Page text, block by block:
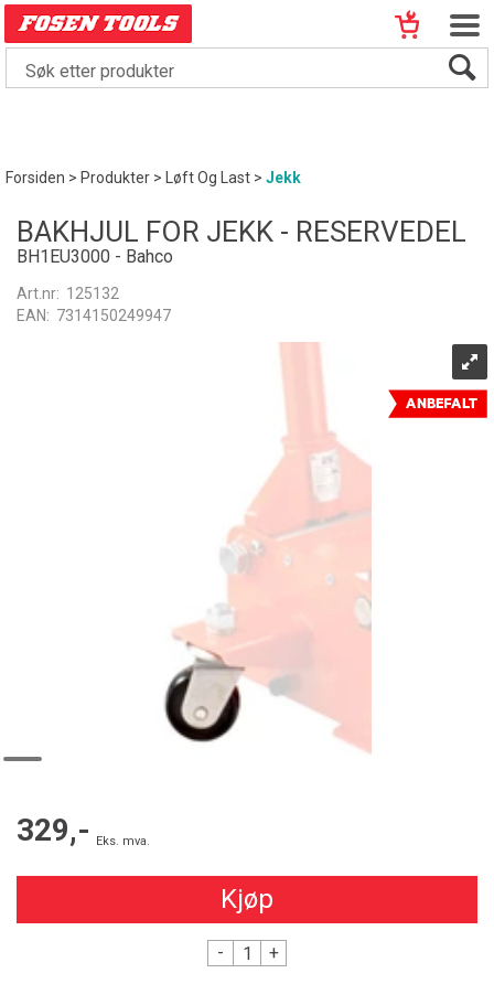
Forsiden>Produkter> Løft Og Last>Jekk
BAKHJUL FOR JEKK - RESERVEDEL
BH1EU3000 - Bahco
Art.nr: 125132
EAN: 7314150249947
329,- Eks. mva.
Kjøp
- +